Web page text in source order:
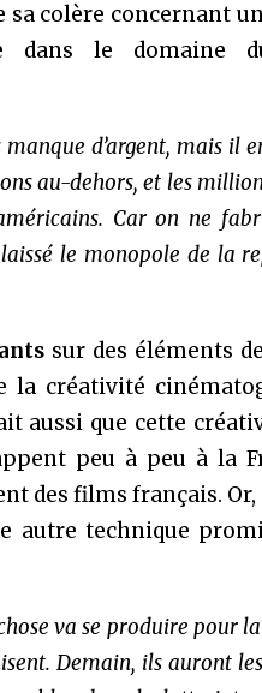
sa colère concernant
dans le domaine
d’argent, mais il
au-dehors, et les
Car on ne
le monopole de la
sur des éléments
créativité
aussi que cette
peu à peu à la
des films français.
autre technique
va se produire pour
Demain, ils auront